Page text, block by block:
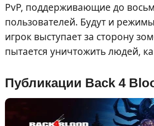
PvP, поддерживающие до
пользователей. Будут и
игрок выступает за сторону
пытается уничтожить людей,
Публикации Back 4